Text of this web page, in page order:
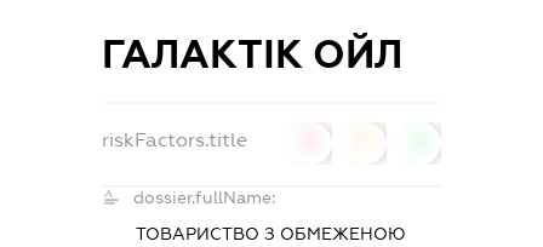
ГАЛАКТІК ОЙЛ
riskFactors.title
dossier.fullName:
ТОВАРИСТВО З ОБМЕЖЕНОЮ